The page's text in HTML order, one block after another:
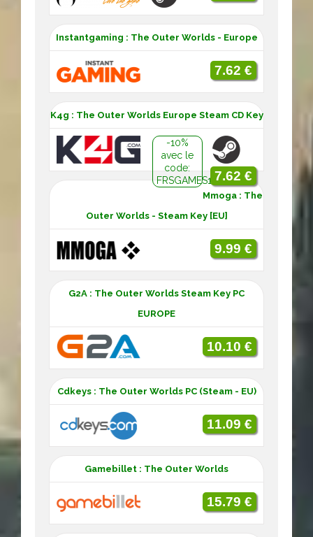
Instantgaming : The Outer Worlds - Europe
7.62 €
K4g : The Outer Worlds Europe Steam CD Key
-10%
avec le
code:
FRSGAMES107.62 €
Mmoga : The
Outer Worlds - Steam Key [EU]
9.99 €
G2A : The Outer Worlds Steam Key PC
EUROPE
10.10 €
Cdkeys : The Outer Worlds PC (Steam - EU)
11.09 €
Gamebillet : The Outer Worlds
15.79 €